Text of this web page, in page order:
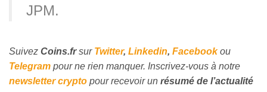
JPM.
Suivez Coins.frsur Twitter, Linkedin, Facebookou
Telegram pour ne rien manquer. Inscrivez-vous à notre
newsletter crypto pour recevoir un résumé de l’actualité